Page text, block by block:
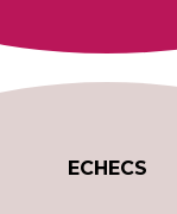
ECHECS